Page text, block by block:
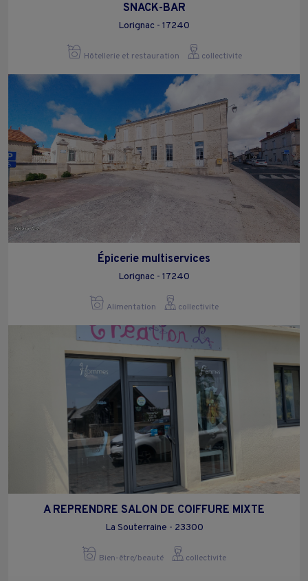
SNACK-BAR
Lorignac - 17240
Hôtellerie et restauration collectivite
Épicerie multiservices
Lorignac - 17240
Alimentation collectivite
A REPRENDRE SALON DE COIFFURE MIXTE
La Souterraine - 23300
Bien-être/beauté collectivite